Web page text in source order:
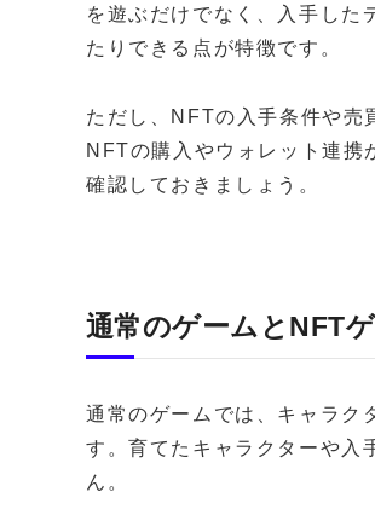
を遊ぶだけでなく、入手した
たりできる点が特徴です。
ただし、NFTの入手条件や売
NFTの購入やウォレット連携
確認しておきましょう。
通常のゲームとNFT
通常のゲームでは、キャラク
す。育てたキャラクターや入
ん。